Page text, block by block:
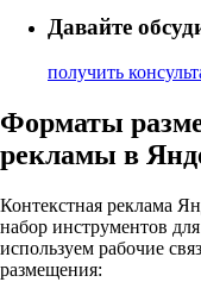
Давайте
получить
Форматы
рекламы в
Контекстная реклама
набор инструментов
используем рабочие
размещения: